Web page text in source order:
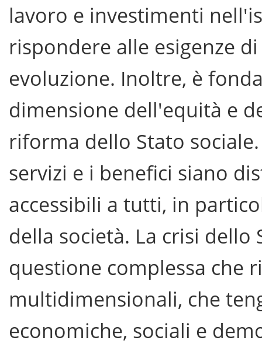
lavoro e investimenti
rispondere alle esigenze
evoluzione. Inoltre, è
dimensione dell'equità e
riforma dello Stato
servizi e i benefici siano
accessibili a tutti, in
della società. La crisi
questione complessa che
multidimensionali, che
economiche, sociali e